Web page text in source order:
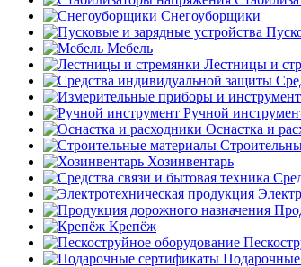
Снегоуборщики
Мебель
Лестницы и
Ручной
Оснастка и
Хозинвентарь
Крепёж